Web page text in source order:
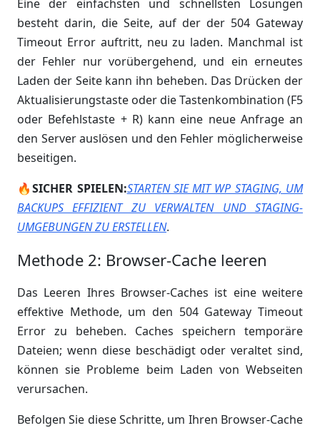
Eine der einfachsten und schnellsten Lösungen
besteht darin, die Seite, auf der der 504 Gateway
Timeout Error auftritt, neu zu laden. Manchmal ist
der Fehler nur vorübergehend, und ein erneutes
Laden der Seite kann ihn beheben. Das Drücken der
Aktualisierungstaste oder die Tastenkombination (F5
oder Befehlstaste + R) kann eine neue Anfrage an
den Server auslösen und den Fehler möglicherweise
beseitigen.
🔥SICHER SPIELEN:STARTEN SIE MIT WP STAGING, UM
BACKUPS EFFIZIENT ZU VERWALTEN UND STAGING-
UMGEBUNGEN ZU ERSTELLEN.
Methode 2: Browser-Cache leeren
Das Leeren Ihres Browser-Caches ist eine weitere
effektive Methode, um den 504 Gateway Timeout
Error zu beheben. Caches speichern temporäre
Dateien; wenn diese beschädigt oder veraltet sind,
können sie Probleme beim Laden von Webseiten
verursachen.
Befolgen Sie diese Schritte, um Ihren Browser-Cache